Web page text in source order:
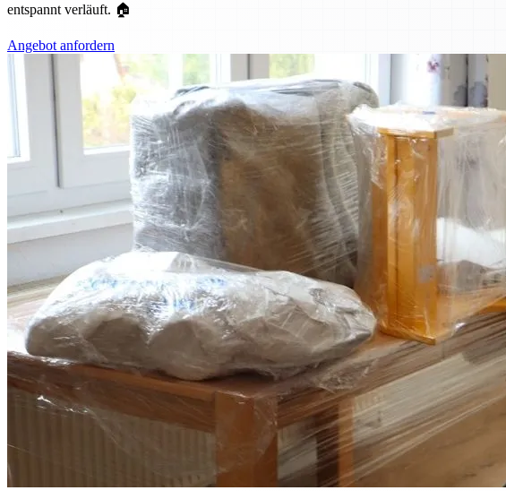
entspannt verläuft. 🏠
Angebot anfordern